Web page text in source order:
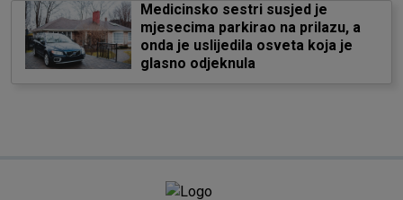
Medicinsko sestri susjed je
mjesecima parkirao na prilazu, a
onda je uslijedila osveta koja je
glasno odjeknula